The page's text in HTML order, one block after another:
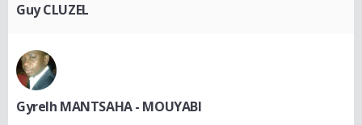
Guy CLUZEL
Gyrelh MANTSAHA - MOUYABI